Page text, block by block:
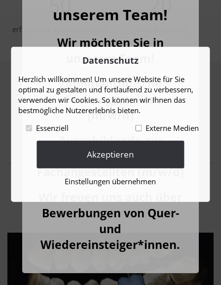
erfolgreiche Weiterbildungen
NEUIGKEITEN
Aus unserer Praxis
Datenschutz
Herzlich willkommen! Um unsere Website für Sie
optimal zu gestalten und fortlaufend zu verbessern,
verwenden wir Cookies. So können wir Ihnen das
bestmögliche Nutzererlebnis bieten.
Essenziell
Externe Medien
Akzeptieren
Einstellungen übernehmen
unserem Team!
Wir möchten Sie in
unserem Team!
Zahnmedizinische
Fachangestellte
(m/w/d)
Auszubildende zur
zahnmedizinischen
Fachangestellten (m/w/d)
Bewerbungen von Quer-
und
Wiedereinsteiger*innen.